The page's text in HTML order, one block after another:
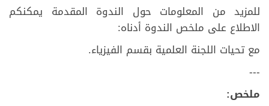
للمزيد من المعلومات حول الندوة المقدمة يمكنكم
الاطلاع على ملخص الندوة أدناه:
مع تحيات اللجنة العلمية بقسم الفيزياء.
---
ملخص: